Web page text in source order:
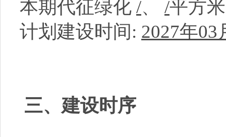
本期代征绿化 /、 /平方
计划建设时间: 2027年03
三、建设时序